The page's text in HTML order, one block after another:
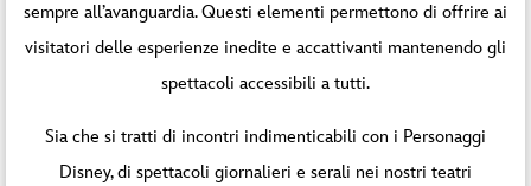
sempre all’avanguardia. Questi elementi permettono di offrire ai
visitatori delle esperienze inedite e accattivanti mantenendo gli
spettacoli accessibili a tutti.
Sia che si tratti di incontri indimenticabili con i Personaggi
Disney, di spettacoli giornalieri e serali nei nostri teatri